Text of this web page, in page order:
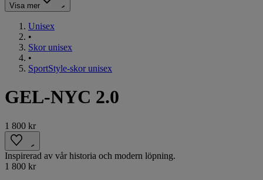
Visa mer
Unisex
•
Skor unisex
•
SportStyle-skor unisex
GEL-NYC 2.0
1 800 kr
Inspirerad av vår historia och modern löpning.
1 800 kr